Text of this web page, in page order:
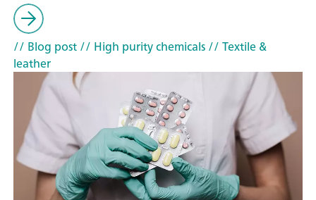
// Blog post// High purity chemicals// Textile &
leather